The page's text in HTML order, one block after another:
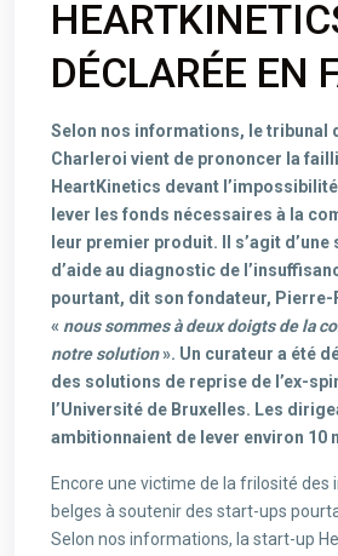
DÉCLARÉE EN
Selon nos informations, le tribunal
Charleroi vient de prononcer la
HeartKinetics devant
lever les fonds nécessaires à la
leur premier produit. Il s’agit
d’aide au diagnostic de
pourtant, dit son fondateur,
« nous sommes à deux doigts de la
notre solution». Un curateur a été
des solutions de reprise de l’ex-
l’Université de Bruxelles. Les
ambitionnaient de lever environ 10
Encore une victime de la frilosité des
belges à soutenir des start-ups
Selon nos informations, la start-up